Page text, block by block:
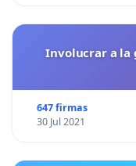
Involucrar a la
647 firmas
30 Jul 2021